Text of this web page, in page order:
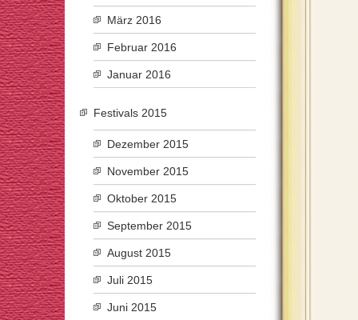
März 2016
Februar 2016
Januar 2016
Festivals 2015
Dezember 2015
November 2015
Oktober 2015
September 2015
August 2015
Juli 2015
Juni 2015